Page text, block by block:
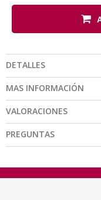
DETALLES
MAS INFORMACIÓN
VALORACIONES
PREGUNTAS